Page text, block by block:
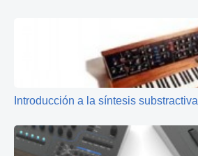
Introducción a la síntesis substractiva